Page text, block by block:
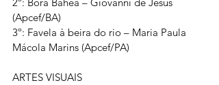
(Apcef/BA)
3º: Favela à beira do rio – Maria Paula
Mácola Marins (Apcef/PA)
ARTES VISUAIS